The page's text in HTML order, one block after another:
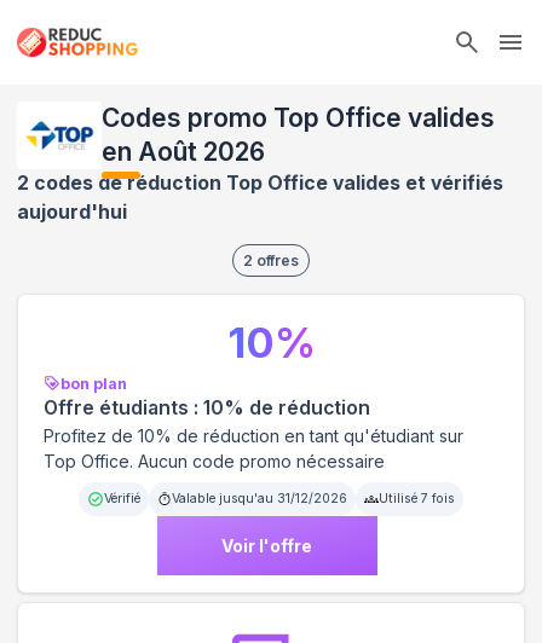
Codes promo Top Office valides
en Août 2026
2 codes de réduction Top Office valides et vérifiés
aujourd'hui
2 offres
bon plan
Offre étudiants : 10% de réduction
Profitez de 10% de réduction en tant qu'étudiant sur
Top Office. Aucun code promo nécessaire
Vérifié Valable jusqu'au 31/12/2026 Utilisé 7 fois
Voir l'offre
10%